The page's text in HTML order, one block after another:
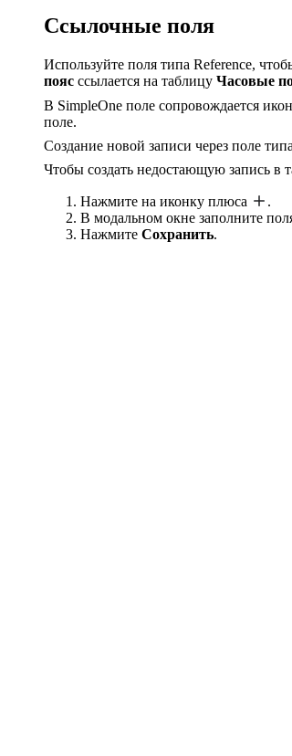
Ссылочные поля
Используйте поля типа Reference,
пояс ссылается на таблицу Часовые
В SimpleOne поле сопровождается
поле.
Создание новой записи через поле
Чтобы создать недостающую запись в
Нажмите на иконку плюса
.
В модальном окне заполните
Нажмите Сохранить.